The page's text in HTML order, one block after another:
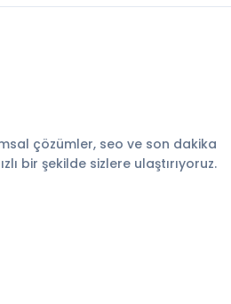
çözümler, seo ve son dakika
bir şekilde sizlere ulaştırıyoruz.